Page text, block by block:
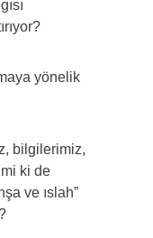
yönelik
bilgilerimiz,
ki de
ve ıslah”